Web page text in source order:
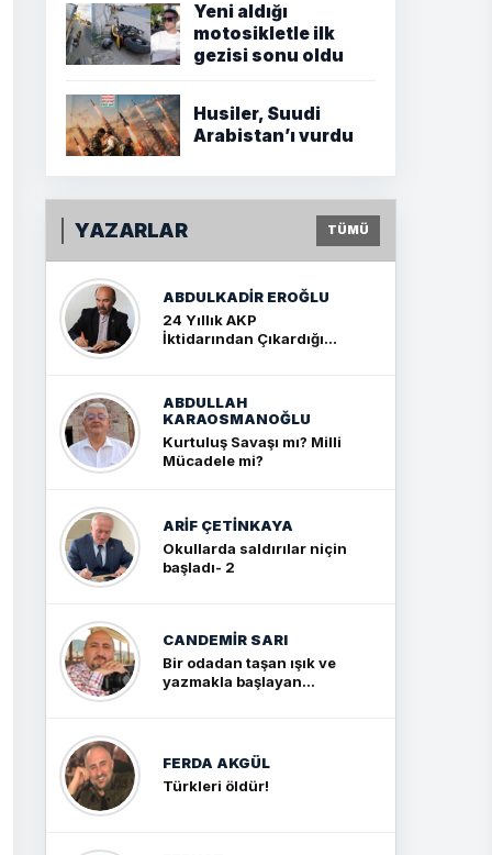
Yeni aldığı
motosikletle ilk
gezisi sonu oldu
Husiler, Suudi
Arabistan’ı vurdu
YAZARLAR TÜMÜ
ABDULKADIR EROĞLU
24 Yıllık AKP
İktidarından Çıkardığım
ABDULLAH
KARAOSMANOĞLU
Kurtuluş Savaşı mı? Milli
Mücadele mi?
ARIF ÇETİNKAYA
Okullarda saldırılar niçin
başladı- 2
CANDEMIR SARI
Bir odadan taşan ışık ve
yazmakla başlayan
FERDA AKGÜL
Türkleri öldür!